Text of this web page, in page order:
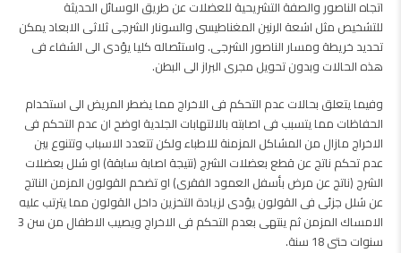
اتجاه الناصور والصفة التشريحية للعضلات عن طريق الوسائل الحديثة
للتشخيص مثل اشعة الرنين المغناطيسى والسونار الشرجى ثلاثى الابعاد يمكن
تحديد خريطة ومسار الناصور الشرجى. واستئصاله كليا يؤدى الى الشفاء فى
هذه الحالات وبدون تحويل مجرى البراز الى البطن.
وفيما يتعلق بحالات عدم التحكم فى الاخراج مما يضطر المريض الى استخدام
الحفاظات مما يتسبب فى اصابته بالالتهابات الجلدية اوضح ان عدم التحكم فى
الاخراج مازال من المشاكل المزمنة للاطباء ولكن تتعدد الاسباب وتتنوع بين
عدم تحكم ناتج عن قطع بعضلات الشرج (نتيجة اصابة سابقة) او شلل بعضلات
الشرج (ناتج عن مرض بأسفل العمود الفقرى) او تضخم القولون المزمن الناتج
عن شلل جزئى فى القولون يؤدى لزيادة التخزين داخل القولون مما يترتب عليه
الامساك المزمن ثم ينتهى بعدم التحكم فى الاخراج ويصيب الاطفال من سن 3
سنوات حتى 18 سنة.